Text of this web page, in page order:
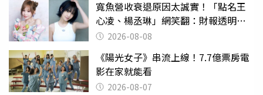
寬魚營收衰退原因太誠實！「點名王
心凌、楊丞琳」網笑翻：財報透明度
滿分2026-08-08
《陽光女子》串流上線！7.7億票房電
影在家就能看
2026-08-07